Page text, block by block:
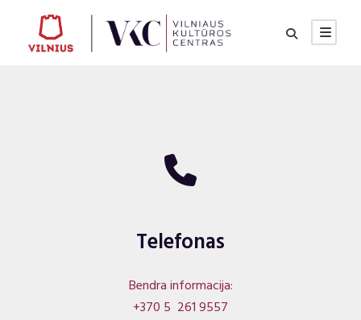
Telefonas
Bendra informacija:
+370 5 261 9557